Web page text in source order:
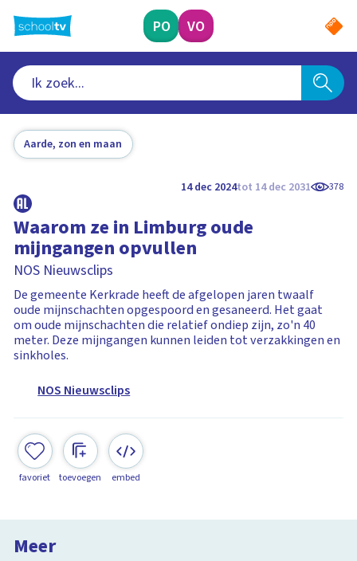
naar
hoofdinhoud
PO VO
Aarde, zon en maan
14 dec 2024tot 14 dec 2031 378
Waarom ze in Limburg oude
mijngangen opvullen
NOS Nieuwsclips
De gemeente Kerkrade heeft de afgelopen jaren twaalf
oude mijnschachten opgespoord en gesaneerd. Het gaat
om oude mijnschachten die relatief ondiep zijn, zo'n 40
meter. Deze mijngangen kunnen leiden tot verzakkingen en
sinkholes.
NOS Nieuwsclips
favoriet toevoegen embed
Meer